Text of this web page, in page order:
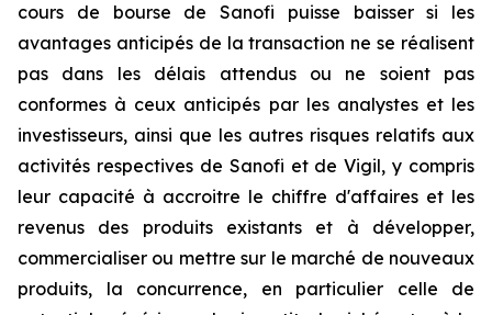
cours de bourse de Sanofi puisse baisser si les
avantages anticipés de la transaction ne se réalisent
pas dans les délais attendus ou ne soient pas
conformes à ceux anticipés par les analystes et les
investisseurs, ainsi que les autres risques relatifs aux
activités respectives de Sanofi et de Vigil, y compris
leur capacité à accroitre le chiffre d'affaires et les
revenus des produits existants et à développer,
commercialiser ou mettre sur le marché de nouveaux
produits, la concurrence, en particulier celle de